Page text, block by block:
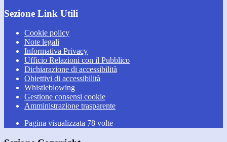
Sezione Link Utili
Cookie policy
Note legali
Informativa Privacy
Ufficio Relazioni con il Pubblico
Dichiarazione di accessibilità
Obiettivi di accessibilità
Whistleblowing
Gestione consensi cookie
Amministrazione trasparente
Pagina visualizzata 78 volte